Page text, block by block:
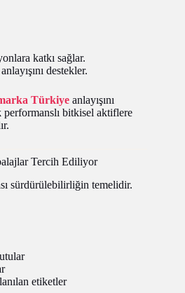
katkı sağlar.
destekler.
Türkiye anlayışını
bitkisel aktiflere
Tercih Ediliyor
sürdürülebilirliğin temelidir.
etiketler